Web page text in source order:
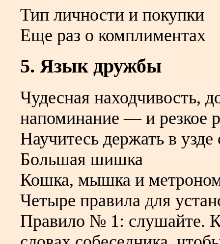
Тип личности и покупки
Еще раз о комплиментах
5. Язык дружбы
Чудесная находчивость,
напоминание — и резкое
Научитесь держать в узде
Большая шишка
Кошка, мышка и
Четыре правила для
Правило № 1: слушайте.